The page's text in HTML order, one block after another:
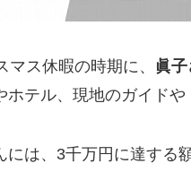
マス休暇の時期に、 眞
ホテル、現地のガイド
には、3千万円に達す